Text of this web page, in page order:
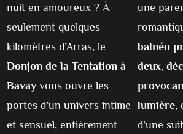
nuit en amoureux ? À
seulement quelques
kilomètres d’Arras, le
Donjon de la Tentation à
Bavay vous ouvre les
portes d’un univers intime
et sensuel, entièrement
une
balnéo
deux,
lumière,
d’une